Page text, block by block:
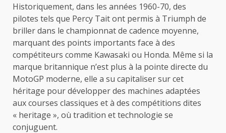
Historiquement, dans les années 1960-70, des
pilotes tels que Percy Tait ont permis à Triumph de
briller dans le championnat de cadence moyenne,
marquant des points importants face à des
compétiteurs comme Kawasaki ou Honda. Même si la
marque britannique n’est plus à la pointe directe du
MotoGP moderne, elle a su capitaliser sur cet
héritage pour développer des machines adaptées
aux courses classiques et à des compétitions dites
« heritage », où tradition et technologie se
conjuguent.